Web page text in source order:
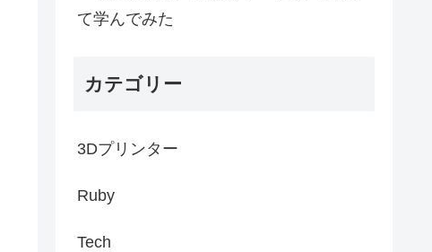
て学んでみた
カテゴリー
3Dプリンター
Ruby
Tech